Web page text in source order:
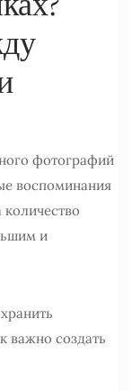
фотографий
воспоминания
и
важно создать